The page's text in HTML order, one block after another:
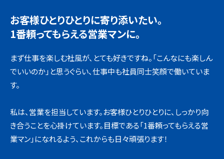
お客様ひとりひとりに寄り添いたい。
1番頼ってもらえる営業マンに。
まず仕事を楽しむ社風が、とても好きですね。「こんなにも楽しん
でいいのか」と思うぐらい、仕事中も社員同士笑顔で働いていま
す。
私は、営業を担当しています。お客様ひとりひとりに、しっかり向
き合うことを心掛けています。目標である「1番頼ってもらえる営
業マン」になれるよう、これからも日々頑張ります！